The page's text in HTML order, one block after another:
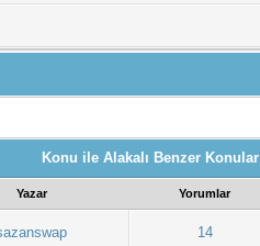
Konu ile Alakalı Benzer Konular
Yazar Yorumlar
14